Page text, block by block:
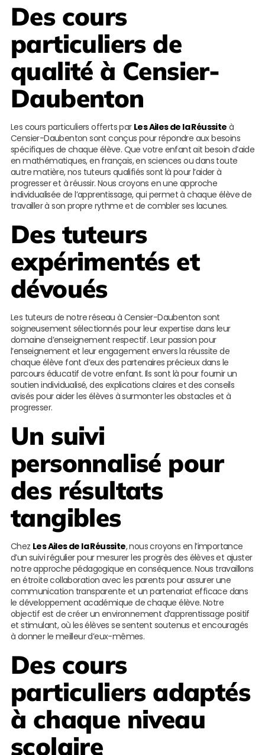
Des cours
particuliers de
qualité à Censier-
Daubenton
Les cours particuliers offerts par Les Ailes de la Réussite à
Censier-Daubenton sont conçus pour répondre aux besoins
spécifiques de chaque élève. Que votre enfant ait besoin d’aide
en mathématiques, en français, en sciences ou dans toute
autre matière, nos tuteurs qualifiés sont là pour l’aider à
progresser et à réussir. Nous croyons en une approche
individualisée de l’apprentissage, qui permet à chaque élève de
travailler à son propre rythme et de combler ses lacunes.
Des tuteurs
expérimentés et
dévoués
Les tuteurs de notre réseau à Censier-Daubenton sont
soigneusement sélectionnés pour leur expertise dans leur
domaine d’enseignement respectif. Leur passion pour
l’enseignement et leur engagement envers la réussite de
chaque élève font d’eux des partenaires précieux dans le
parcours éducatif de votre enfant. Ils sont là pour fournir un
soutien individualisé, des explications claires et des conseils
avisés pour aider les élèves à surmonter les obstacles et à
progresser.
Un suivi
personnalisé pour
des résultats
tangibles
Chez Les Ailes de la Réussite, nous croyons en l’importance
d’un suivi régulier pour mesurer les progrès des élèves et ajuster
notre approche pédagogique en conséquence. Nous travaillons
en étroite collaboration avec les parents pour assurer une
communication transparente et un partenariat efficace dans
le développement académique de chaque élève. Notre
objectif est de créer un environnement d’apprentissage positif
et stimulant, où les élèves se sentent soutenus et encouragés
à donner le meilleur d’eux-mêmes.
Des cours
particuliers adaptés
à chaque niveau
scolaire